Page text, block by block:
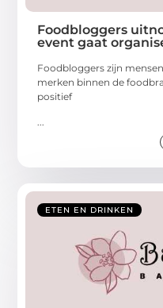
Foodbloggers
event gaat
Foodbloggers zijn
merken binnen de
positief
ETEN EN DRINKEN